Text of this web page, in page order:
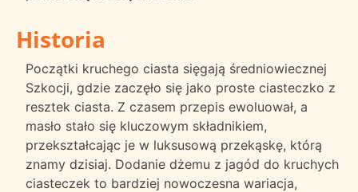
Historia
Początki kruchego ciasta sięgają średniowiecznej
Szkocji, gdzie zaczęło się jako proste ciasteczko z
resztek ciasta. Z czasem przepis ewoluował, a
masło stało się kluczowym składnikiem,
przekształcając je w luksusową przekąskę, którą
znamy dzisiaj. Dodanie dżemu z jagód do kruchych
ciasteczek to bardziej nowoczesna wariacja,